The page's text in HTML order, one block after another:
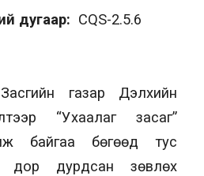
дугаар: CQS-2.5.6
газар Дэлхийн
“Ухаалаг засаг”
байгаа бөгөөд тус
дор дурдсан зөвлөх